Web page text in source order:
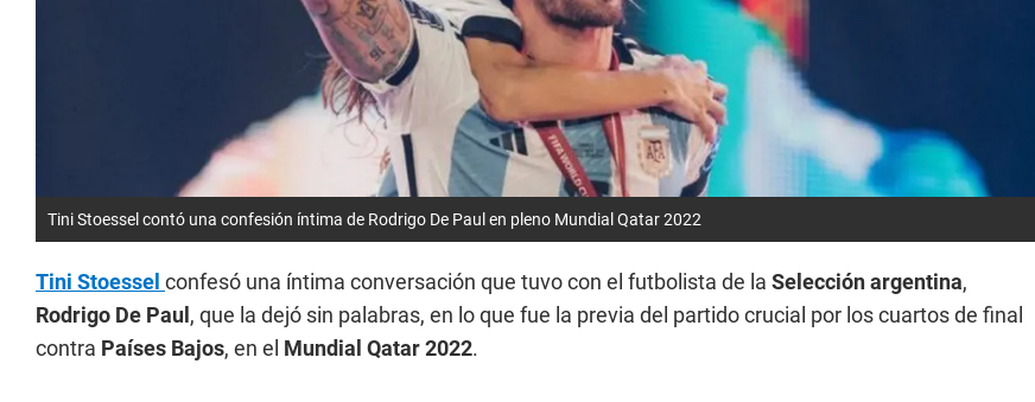
Tini Stoessel contó una confesión íntima de Rodrigo De Paul en pleno Mundial Qatar 2022
Tini Stoessel confesó una íntima conversación que tuvo con el futbolista de la Selección argentina,
Rodrigo De Paul , que la dejó sin palabras, en lo que fue la previa del partido crucial por los cuartos de final
contra Países Bajos, en el Mundial Qatar 2022.